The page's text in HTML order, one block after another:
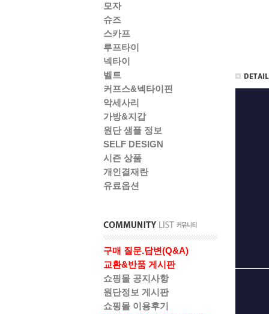
모자
슈즈
스카프
루프타이
넥타이
벨트
커프스&넥타이핀
악세사리
가방&지갑
원단 샘플 정보
SELF DESIGN
시즌 상품
개인결재란
유료옵션
구매 질문.답변(Q&A)
교환&반품 게시판
쇼핑몰 공지사항
원단정보 게시판
쇼핑몰 이용후기